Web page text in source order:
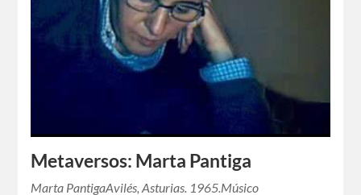
Metaversos: Marta Pantiga
Marta PantigaAvilés, Asturias. 1965.Músico